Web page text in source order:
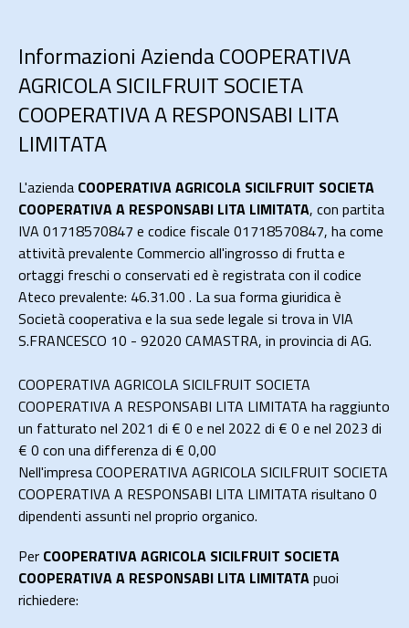
Informazioni Azienda COOPERATIVA
AGRICOLA SICILFRUIT SOCIETA
COOPERATIVA A RESPONSABI LITA
LIMITATA
L'azienda COOPERATIVA AGRICOLA SICILFRUIT SOCIETA
COOPERATIVA A RESPONSABI LITA LIMITATA, con partita
IVA 01718570847 e codice fiscale 01718570847, ha come
attività prevalente Commercio all'ingrosso di frutta e
ortaggi freschi o conservati ed è registrata con il codice
Ateco prevalente: 46.31.00 . La sua forma giuridica è
Società cooperativa e la sua sede legale si trova in VIA
S.FRANCESCO 10 - 92020 CAMASTRA, in provincia di AG.
COOPERATIVA AGRICOLA SICILFRUIT SOCIETA
COOPERATIVA A RESPONSABI LITA LIMITATA ha raggiunto
un fatturato nel 2021 di € 0 e nel 2022 di € 0 e nel 2023 di
€ 0 con una differenza di € 0,00
Nell'impresa COOPERATIVA AGRICOLA SICILFRUIT SOCIETA
COOPERATIVA A RESPONSABI LITA LIMITATA risultano 0
dipendenti assunti nel proprio organico.
Per COOPERATIVA AGRICOLA SICILFRUIT SOCIETA
COOPERATIVA A RESPONSABI LITA LIMITATApuoi
richiedere: